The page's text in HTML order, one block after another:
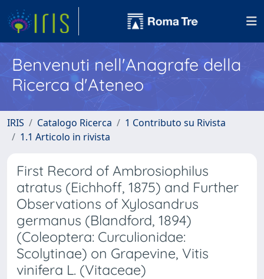
Benvenuti nell'Anagrafe della
Ricerca d'Ateneo
IRIS Catalogo Ricerca
1 Contributo su Rivista
1.1 Articolo in rivista
First Record of Ambrosiophilus
atratus (Eichhoff, 1875) and Further
Observations of Xylosandrus
germanus (Blandford, 1894)
(Coleoptera: Curculionidae:
Scolytinae) on Grapevine, Vitis
vinifera L. (Vitaceae)